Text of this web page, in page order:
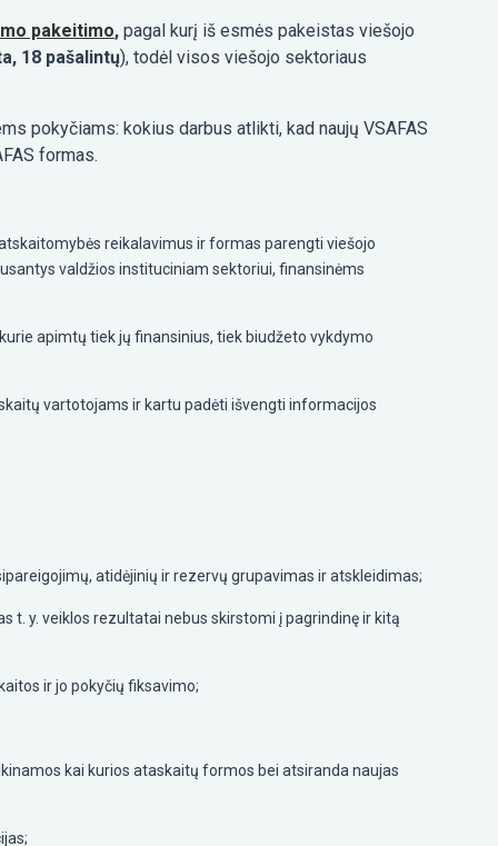
pakeitimo, pagal kurį iš esmės pakeistas viešojo
18 pašalintų), todėl visos viešojo sektoriaus
pokyčiams: kokius darbus atlikti, kad naujų VSAFAS
formas.
reikalavimus ir formas parengti viešojo
valdžios instituciniam sektoriui, finansinėms
apimtų tiek jų finansinius, tiek biudžeto vykdymo
vartotojams ir kartu padėti išvengti informacijos
atidėjinių ir rezervų grupavimas ir atskleidimas;
t. y. veiklos rezultatai nebus skirstomi į pagrindinę ir kitą
ir jo pokyčių fiksavimo;
kai kurios ataskaitų formos bei atsiranda naujas